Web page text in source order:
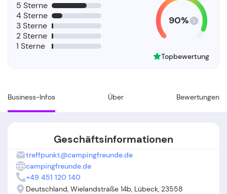
Business-Infos Über Bewertungen
5 Sterne
4 Sterne
3 Sterne
2 Sterne
1 Sterne
90%
Topbewertung
Geschäftsinformationen
treffpunkt@campingfreunde.de
campingfreunde.de
+49 451 120 140
Deutschland, Wielandstraße 14b, Lübeck, 23558